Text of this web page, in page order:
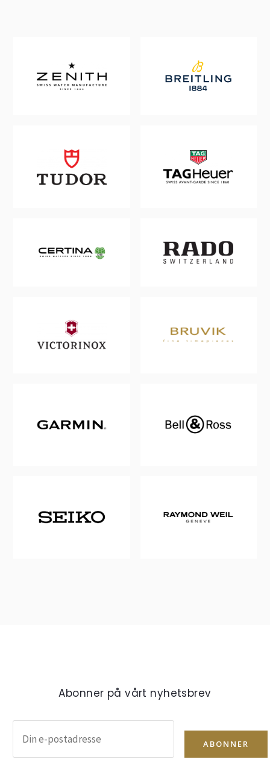
Abonner på vårt nyhetsbrev
ABONNER